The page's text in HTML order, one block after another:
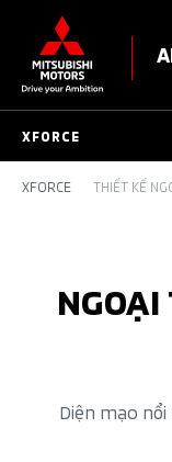
XFORCE
XFORCE THIẾT KẾ
Diện mạo